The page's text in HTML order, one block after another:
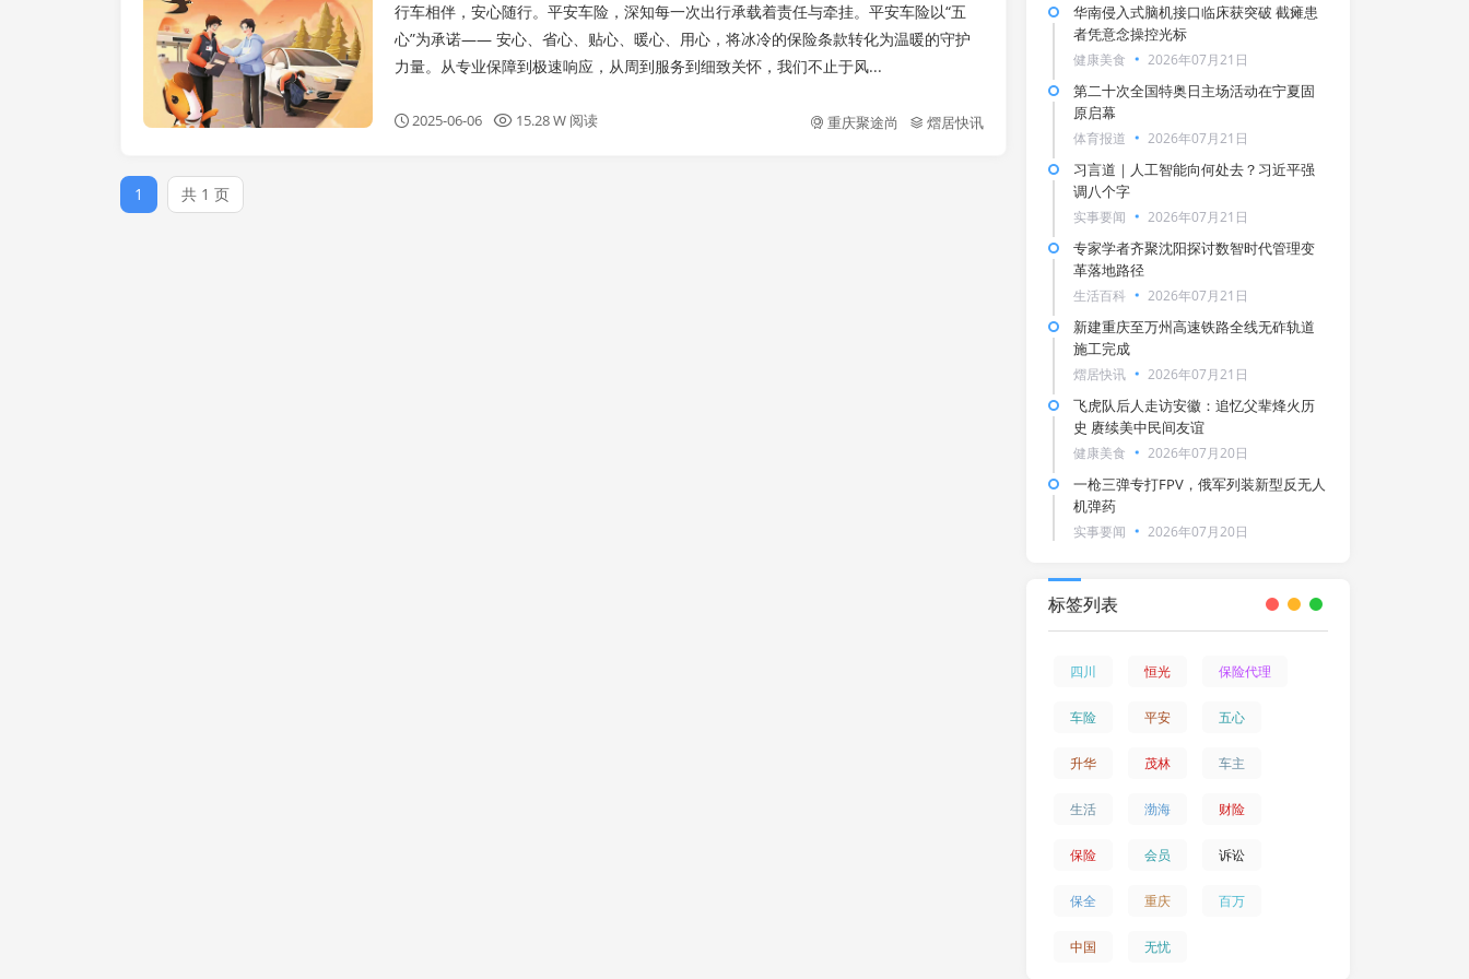
行车相伴，安心随行。平安车险，深知每一次出行承载着责任与牵挂。平安车险以“五
心”为承诺—— 安心、省心、贴心、暖心、用心，将冰冷的保险条款转化为温暖的守护
力量。从专业保障到极速响应，从周到服务到细致关怀，我们不止于风...
2025-06-06 15.28 W 阅读 重庆聚途尚 熠居快讯
1 共 1 页
华南侵入式脑机接口临床获突破 截瘫患
者凭意念操控光标
健康美食 2026年07月21日
第二十次全国特奥日主场活动在宁夏固
原启幕
体育报道 2026年07月21日
习言道｜人工智能向何处去？习近平强
调八个字
实事要闻 2026年07月21日
专家学者齐聚沈阳探讨数智时代管理变
革落地路径
生活百科 2026年07月21日
新建重庆至万州高速铁路全线无砟轨道
施工完成
熠居快讯 2026年07月21日
飞虎队后人走访安徽：追忆父辈烽火历
史 赓续美中民间友谊
健康美食 2026年07月20日
一枪三弹专打FPV，俄军列装新型反无人
机弹药
实事要闻 2026年07月20日
标签列表
四川 恒光 保险代理
车险 平安 五心
升华 茂林 车主
生活 渤海 财险
保险 会员 诉讼
保全 重庆 百万
中国 无忧